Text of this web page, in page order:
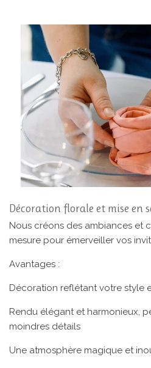
Décoration florale et mise en
Nous créons des ambiances et
mesure pour émerveiller vos
Avantages :
Décoration reflétant votre style
Rendu élégant et harmonieux,
moindres détails
Une atmosphère magique et